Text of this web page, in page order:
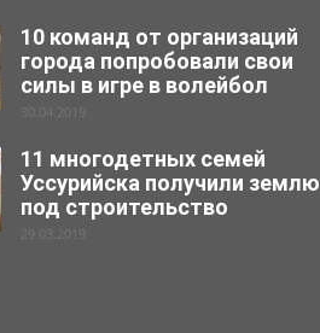
10 команд от организаций
города попробовали свои
силы в игре в волейбол
30.04.2019
11 многодетных семей
Уссурийска получили землю
под строительство
29.03.2019